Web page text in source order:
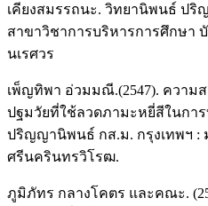
เคียงสมรรถนะ. วิทยานิพนธ์ ป
สาขาวิชาการบริหารการศึกษา
นเรศวร
เพ็ญทิพา อ่วมมณี.(2547). ความ
ปฐมวัยที่ใช้ลวดภามะหยี่สีในกา
ปริญญานิพนธ์ กส.ม. กรุงเทพฯ :
ศรีนครินทรวิโรฒ.
ภูมิภัทร กลางโคตร และคณะ.